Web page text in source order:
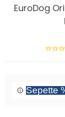
EuroDog
Sepette